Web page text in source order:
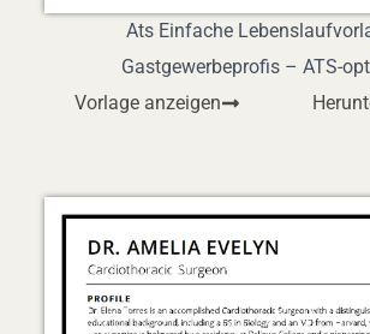
Ats Einfache
Gastgewerbeprofis – ATS-
Vorlage anzeigen